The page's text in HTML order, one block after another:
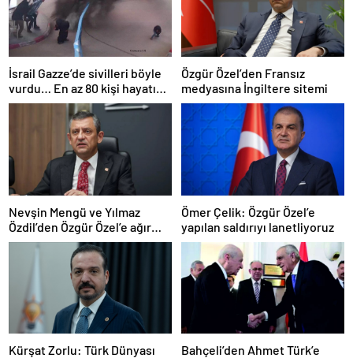
İsrail Gazze’de sivilleri böyle
vurdu… En az 80 kişi hayatını
kaybetti
Özgür Özel’den Fransız
medyasına İngiltere sitemi
Nevşin Mengü ve Yılmaz
Özdil’den Özgür Özel’e ağır
eleştiriler
Ömer Çelik: Özgür Özel’e
yapılan saldırıyı lanetliyoruz
Kürşat Zorlu: Türk Dünyası
Bahçeli’den Ahmet Türk’e